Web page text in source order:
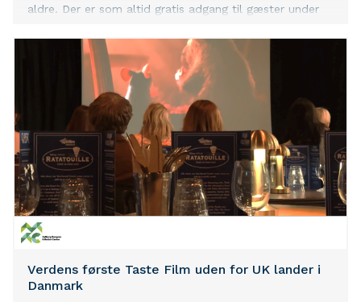
aldre. Der er som altid gratis adgang til gæster under
udstilling fri adgang til alle, der bærer navnet Richard
og Ricardo, resten af udstillingsperioden frem til 13.
Verdens første Taste Film uden for UK lander i
Danmark